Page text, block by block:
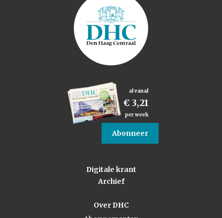
al vanaf
€ 3,21
per week
Abonneer
Digitale krant
Archief
Over DHC